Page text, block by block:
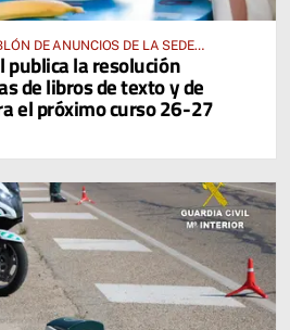
DE ANUNCIOS DE LA SEDE
COMUNIDADES Y EN EL PORTAL DE
MANCHA
publica la resolución
de libros de texto y de
el próximo curso 26-27